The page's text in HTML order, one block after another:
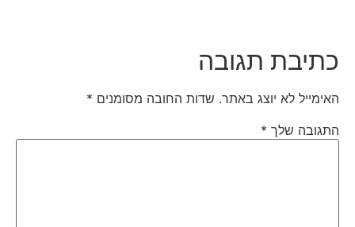
כתיבת תגובה
האימייל לא יוצג באתר. שדות החובה מסומנים*
התגובה שלך*